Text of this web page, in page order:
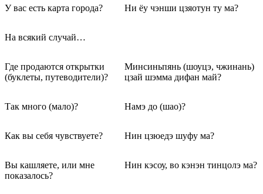
У вас есть карта города? Ни ёу чэнши цзяотун ту ма?
На всякий случай…
Где продаются открытки
(буклеты, путеводители)?
Минсиньпянь (шоуцэ, чжинань)
цзай шэмма дифан май?
Так много (мало)? Намэ до (шао)?
Как вы себя чувствуете? Нин цзюедэ шуфу ма?
Вы кашляете, или мне
показалось?
Нин кэсоу, во кэнэн тинцолэ ма?